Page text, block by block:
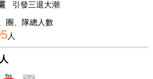
引發三退大潮
團、隊總人數
人